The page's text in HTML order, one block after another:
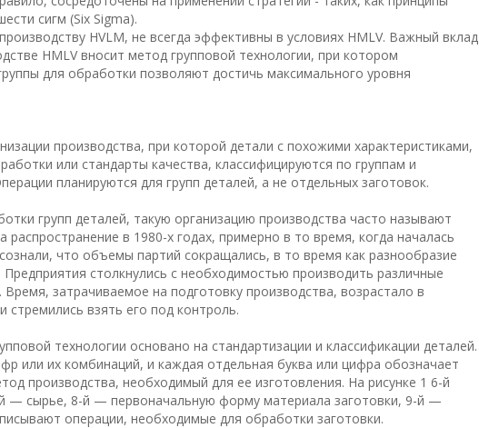
сигм (Six Sigma).
HVLM, не всегда эффективны в условиях HMLV. Важный вклад
HMLV вносит метод групповой технологии, при котором
для обработки позволяют достичь максимального уровня
производства, при которой детали с похожими характеристиками,
или стандарты качества, классифицируются по группам и
планируются для групп деталей, а не отдельных заготовок.
групп деталей, такую организацию производства часто называют
в 1980-х годах, примерно в то время, когда началась
что объемы партий сокращались, в то время как разнообразие
столкнулись с необходимостью производить различные
затрачиваемое на подготовку производства, возрастало в
стремились взять его под контроль.
технологии основано на стандартизации и классификации деталей.
или их комбинаций, и каждая отдельная буква или цифра обозначает
производства, необходимый для ее изготовления. На рисунке 1 6-й
— сырье, 8-й — первоначальную форму материала заготовки, 9-й —
операции, необходимые для обработки заготовки.